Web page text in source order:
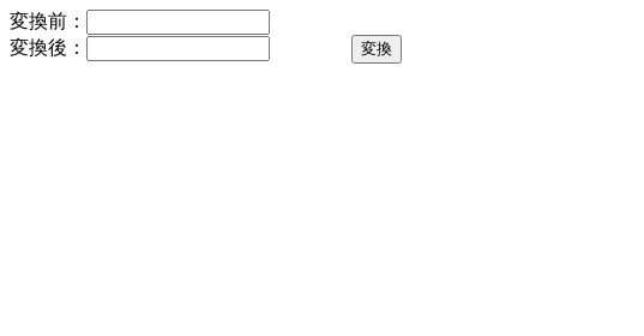
変換前：
変換後：